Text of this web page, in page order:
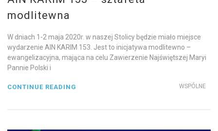
modlitewna
W dniach 1-2 maja 2020r. w naszej Stolicy będzie miało miejsce
wydarzenie AIN KARIM 153. Jest to inicjatywa modlitewno –
ewangelizacyjna, mająca na celu Zawierzenie Najświętszej Maryi
Pannie Polski i
WSPÓLNE
CONTINUE READING